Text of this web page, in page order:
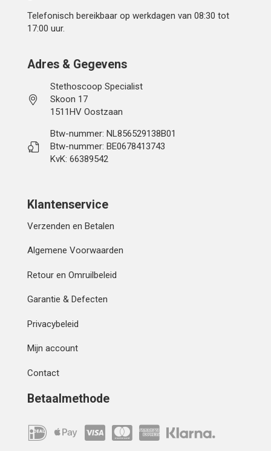
Telefonisch bereikbaar op werkdagen van 08:30 tot
17:00 uur.
Adres & Gegevens
Stethoscoop Specialist
Skoon 17
1511HV Oostzaan
Btw-nummer: NL856529138B01
Btw-nummer: BE0678413743
KvK: 66389542
Klantenservice
Verzenden en Betalen
Algemene Voorwaarden
Retour en Omruilbeleid
Garantie & Defecten
Privacybeleid
Mijn account
Contact
Betaalmethode